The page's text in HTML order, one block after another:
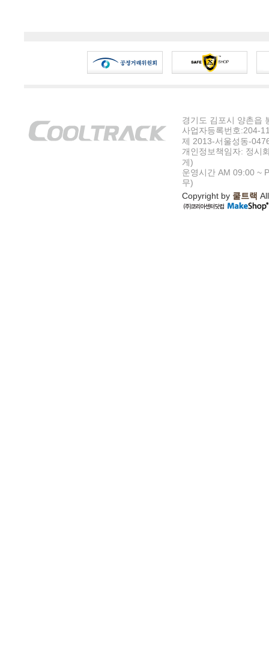
경기도 김포시 양촌읍
사업자등록번호:204-
제 2013-서울성동-
개인정보책임자: 정시
게)
운영시간 AM 09:00 ~
무)
Copyright by 쿨트랙